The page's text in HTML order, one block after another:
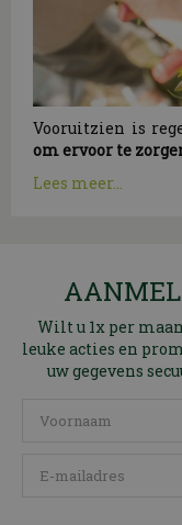
Vooruitzien is
om ervoor te
Lees meer...
Wilt u 1x per
leuke acties en
uw gegevens